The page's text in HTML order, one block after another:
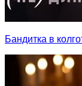
Бандитка в